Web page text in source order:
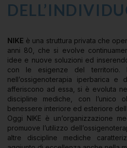
NIKE è una struttura privata che
anni 80, che si evolve
idee e nuove soluzioni ed
con le esigenze del territorio.
nell’ossigenoterapia iperbarica
afferiscono ad essa, si è evoluta
discipline mediche, con l’unico
benessere interiore ed esteriore
Oggi NIKE è un’organizzazione
promuove l’utilizzo
altre discipline mediche